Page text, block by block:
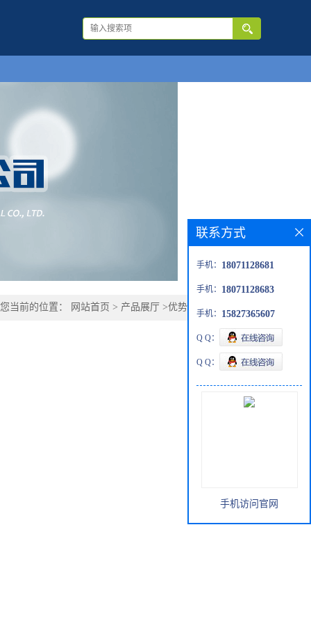
您当前的位置： 网站首页 > 产品展厅 >优势品种>
联系方式
手机： 18071128681
手机： 18071128683
手机： 15827365607
Q Q：
Q Q：
手机访问官网